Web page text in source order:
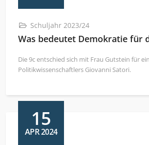
Schuljahr 2023/24
Was bedeutet Demokratie für
Die 9c entschied sich mit Frau Gutstein für
Politikwissenschaftlers Giovanni Satori.
15
APR 2024